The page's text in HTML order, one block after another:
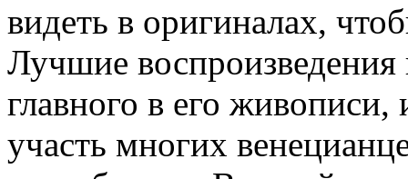
видеть в оригиналах,
Лучшие воспроизведения
главного в его живописи,
участь многих